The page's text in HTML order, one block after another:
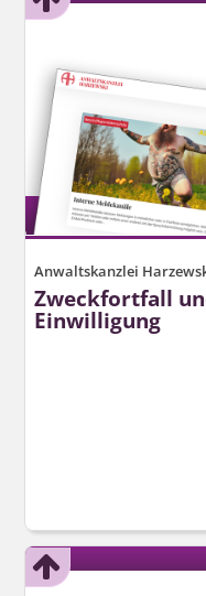
Anwaltskanzlei
Zweckfortfall
Einwilligung